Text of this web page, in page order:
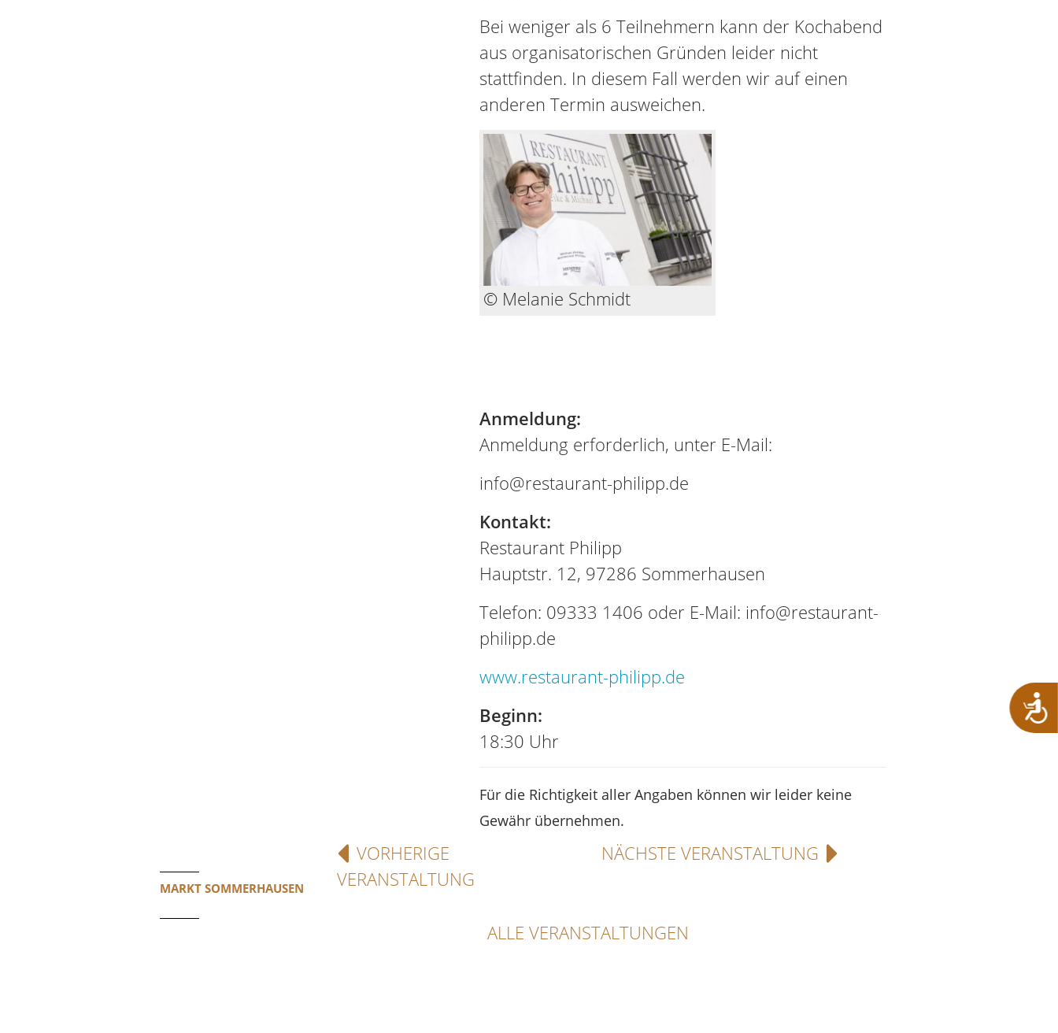
Bei weniger als 6 Teilnehmern kann der Kochabend
aus organisatorischen Gründen leider nicht
stattfinden. In diesem Fall werden wir auf einen
anderen Termin ausweichen.
© Melanie Schmidt
Anmeldung:
Anmeldung erforderlich, unter E-Mail:
info@restaurant-philipp.de
Kontakt:
Restaurant Philipp
Hauptstr. 12, 97286 Sommerhausen
Telefon: 09333 1406 oder E-Mail: info@restaurant-
philipp.de
www.restaurant-philipp.de
Beginn:
18:30 Uhr
Für die Richtigkeit aller Angaben können wir leider keine
Gewähr übernehmen.
MARKT SOMMERHAUSEN
VORHERIGE
VERANSTALTUNG
NÄCHSTE VERANSTALTUNG
ALLE VERANSTALTUNGEN